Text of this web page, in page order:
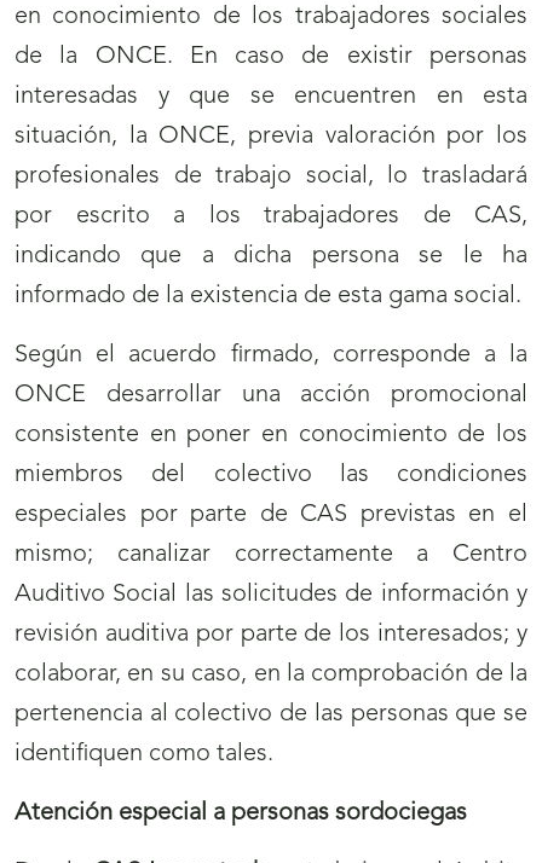
en conocimiento de los trabajadores sociales
de la ONCE. En caso de existir personas
interesadas y que se encuentren en esta
situación, la ONCE, previa valoración por los
profesionales de trabajo social, lo trasladará
por escrito a los trabajadores de CAS,
indicando que a dicha persona se le ha
informado de la existencia de esta gama social.
Según el acuerdo firmado, corresponde a la
ONCE desarrollar una acción promocional
consistente en poner en conocimiento de los
miembros del colectivo las condiciones
especiales por parte de CAS previstas en el
mismo; canalizar correctamente a Centro
Auditivo Social las solicitudes de información y
revisión auditiva por parte de los interesados; y
colaborar, en su caso, en la comprobación de la
pertenencia al colectivo de las personas que se
identifiquen como tales.
Atención especial a personas sordociegas